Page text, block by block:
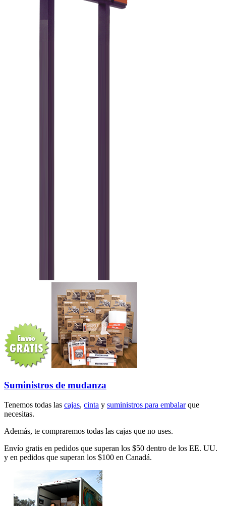
Suministros de mudanza
Tenemos todas las cajas, cinta y suministros para embalarque
necesitas.
Además, te compraremos todas las cajas que no uses.
Envío gratis en pedidos que superan los $50 dentro de los EE. UU.
y en pedidos que superan los $100 en Canadá.